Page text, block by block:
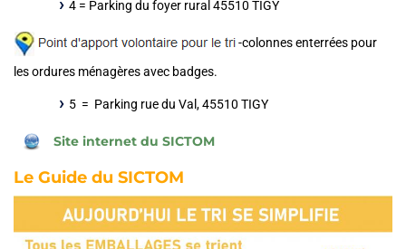
4 = Parking du foyer rural 45510 TIGY
-colonnesenterrées pour
les ordures ménagèresavec badges.
5 = Parking rue du Val, 45510 TIGY
Site internet du SICTOM
Le Guide du SICTOM